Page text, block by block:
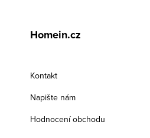
Homein.cz
Kontakt
Napište nám
Hodnocení obchodu